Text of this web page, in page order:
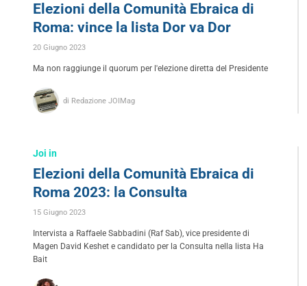
Elezioni della Comunità Ebraica di
Roma: vince la lista Dor va Dor
20 Giugno 2023
Ma non raggiunge il quorum per l'elezione diretta del Presidente
di Redazione JOIMag
Joi in
Elezioni della Comunità Ebraica di
Roma 2023: la Consulta
15 Giugno 2023
Intervista a Raffaele Sabbadini (Raf Sab), vice presidente di
Magen David Keshet e candidato per la Consulta nella lista Ha
Bait